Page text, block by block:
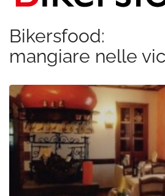
Bikersfood:
mangiare nelle